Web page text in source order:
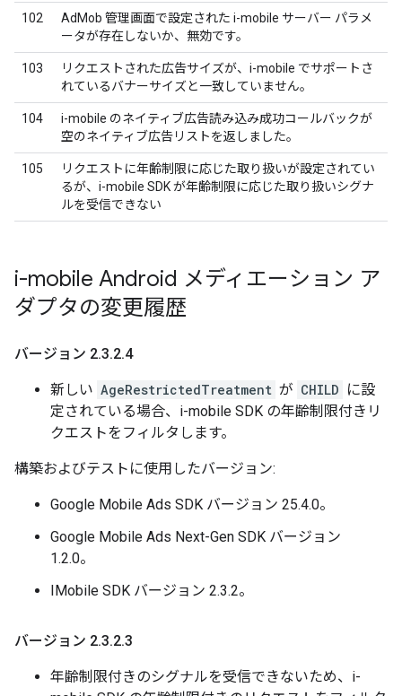
102
AdMob 管理画面で設定された i-mobile サーバー パラメ
ータが存在しないか、無効です。
103
リクエストされた広告サイズが、i-mobile でサポートさ
れているバナーサイズと一致していません。
104
i-mobile のネイティブ広告読み込み成功コールバックが
空のネイティブ広告リストを返しました。
105
リクエストに年齢制限に応じた取り扱いが設定されてい
るが、i-mobile SDK が年齢制限に応じた取り扱いシグナ
ルを受信できない
i-mobile Android メディエーション ア
ダプタの変更履歴
バージョン 2.3.2.4
新しい AgeRestrictedTreatment が CHILD に設
定されている場合、i-mobile SDK の年齢制限付きリ
クエストをフィルタします。
構築およびテストに使用したバージョン:
Google Mobile Ads SDK バージョン 25.4.0。
Google Mobile Ads Next-Gen SDK バージョン
1.2.0。
IMobile SDK バージョン 2.3.2。
バージョン 2.3.2.3
年齢制限付きのシグナルを受信できないため、i-